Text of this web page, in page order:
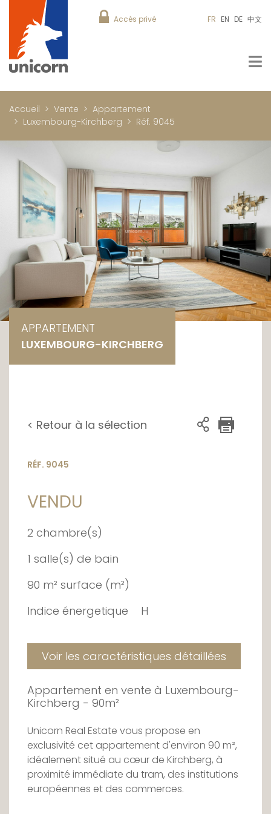
Accès privé FR EN DE 中文
Accueil Vente
Appartement
Luxembourg-Kirchberg
Réf. 9045
APPARTEMENT
LUXEMBOURG-KIRCHBERG
< Retour à la sélection
RÉF. 9045
VENDU
2 chambre(s)
1 salle(s) de bain
90 m² surface (m²)
Indice énergetique
H
Voir les caractéristiques détaillées
Appartement en vente à Luxembourg-
Kirchberg - 90m²
Unicorn Real Estate vous propose en
exclusivité cet appartement d'environ 90 m²,
idéalement situé au cœur de Kirchberg, à
proximité immédiate du tram, des institutions
européennes et des commerces.